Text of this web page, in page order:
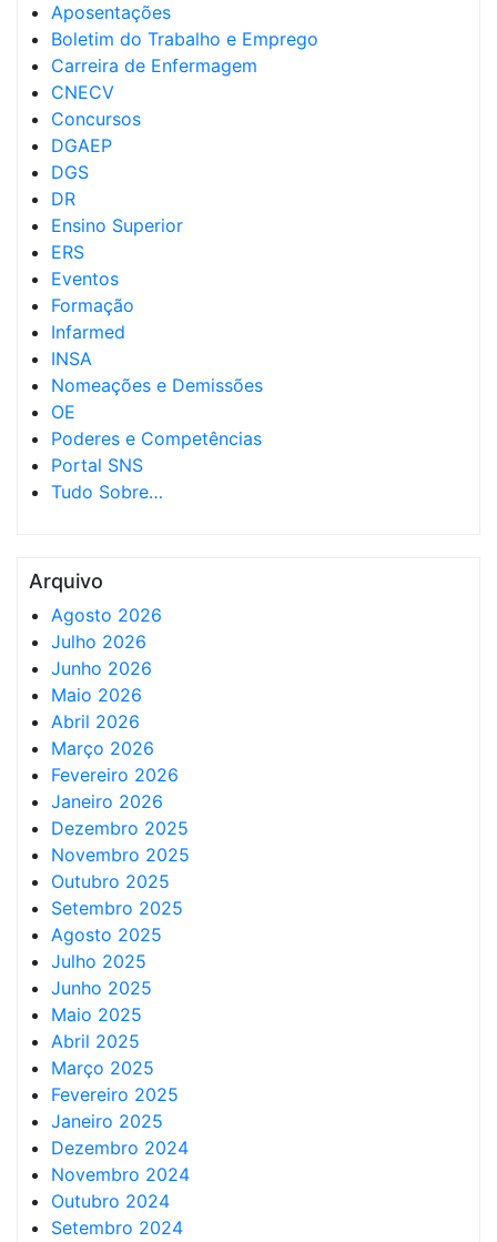
Aposentações
Boletim do Trabalho e Emprego
Carreira de Enfermagem
CNECV
Concursos
DGAEP
DGS
DR
Ensino Superior
ERS
Eventos
Formação
Infarmed
INSA
Nomeações e Demissões
OE
Poderes e Competências
Portal SNS
Tudo Sobre…
Arquivo
Agosto 2026
Julho 2026
Junho 2026
Maio 2026
Abril 2026
Março 2026
Fevereiro 2026
Janeiro 2026
Dezembro 2025
Novembro 2025
Outubro 2025
Setembro 2025
Agosto 2025
Julho 2025
Junho 2025
Maio 2025
Abril 2025
Março 2025
Fevereiro 2025
Janeiro 2025
Dezembro 2024
Novembro 2024
Outubro 2024
Setembro 2024